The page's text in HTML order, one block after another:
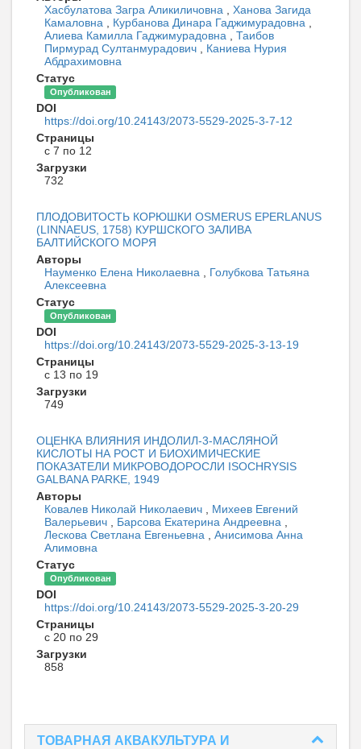
Хасбулатова Загра Аликиличовна
Ханова Загида
Камаловна
Курбанова Динара Гаджимурадовна
Алиева Камилла Гаджимурадовна
Таибов
Пирмурад Султанмурадович
Каниева Нурия
Абдрахимовна
Статус
Опубликован
DOI
https://doi.org/10.24143/2073-5529-2025-3-7-12
Страницы
с 7 по 12
Загрузки
732
ПЛОДОВИТОСТЬ КОРЮШКИ OSMERUS EPERLANUS
(LINNAEUS, 1758) КУРШСКОГО ЗАЛИВА
БАЛТИЙСКОГО МОРЯ
Авторы
Науменко Елена Николаевна
Голубкова Татьяна
Алексеевна
Статус
Опубликован
DOI
https://doi.org/10.24143/2073-5529-2025-3-13-19
Страницы
с 13 по 19
Загрузки
749
ОЦЕНКА ВЛИЯНИЯ ИНДОЛИЛ-3-МАСЛЯНОЙ
КИСЛОТЫ НА РОСТ И БИОХИМИЧЕСКИЕ
ПОКАЗАТЕЛИ МИКРОВОДОРОСЛИ ISOCHRYSIS
GALBANA PARKE, 1949
Авторы
Ковалев Николай Николаевич
Михеев Евгений
Валерьевич
Барсова Екатерина Андреевна
Лескова Светлана Евгеньевна
Анисимова Анна
Алимовна
Статус
Опубликован
DOI
https://doi.org/10.24143/2073-5529-2025-3-20-29
Страницы
с 20 по 29
Загрузки
858
ТОВАРНАЯ АКВАКУЛЬТУРА И